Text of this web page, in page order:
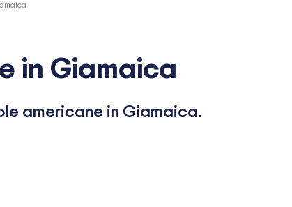
in Giamaica
americane in Giamaica.